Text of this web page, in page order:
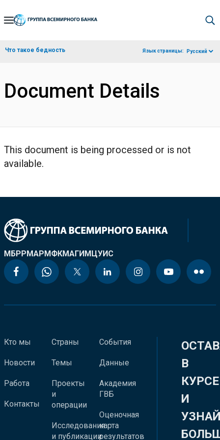
Skip
Navigation
Что такое бедность Язык страницы: Русский
Document Details
This document is being processed or is not
available.
МБРРМАРМФКМАГИМЦУИС
Кто мы
Новости
Работа
Контакты
Страны
Темы
Проекты
и
операции
Исследования
и публикации
События
Данные
Академия
ГВБ
Оценочная
карта
результатов
В
КУРСЕ
И